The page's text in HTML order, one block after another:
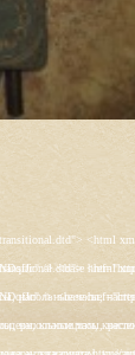
transition: Fx.Transitions.Circ.easeOut}, pillFx: {duration: 400, transition: Fx.Transitions.Back.easeOut} }); }); function keepAlive() { var myAjax = new Request({method: "get", url: "index.php"}).send();} window.addEvent("domready", function(){ keepAlive.periodical(840000); }); window.addEvent((window.webkit) ? 'load' : 'domready', function() { window.rokajaxsearch = new RokAjaxSearch({ 'results': 'Results', 'close': '', 'websearch': 0, 'blogsearch': 0, 'imagesearch': 0, 'videosearch': 0, 'imagesize': 'SMALL', 'safesearch': 'MODERATE', 'search': 'Search...', 'readmore': 'Read more...', 'noresults': 'No results', 'advsearch': 'Advanced search', 'page': 'Page', 'page_of': 'of', 'searchlink': 'http://antik.1kzn.ru/index.php?option=com_search&amp;view=search&amp;tmpl=component', 'advsearchlink': 'http://antik.1kzn.ru/index.php?option=com_search&amp;view=search', 'uribase': 'http://antik.1kzn.ru/', 'limit': '10', 'perpage': '3', 'ordering': 'newest',
transition: Fx.Transitions.Circ.easeOut}, pillFx: {duration: 400, transition: Fx.Transitions.Back.easeOut} }); }); function keepAlive() { var myAjax = new Request({method: "get", url: "index.php"}).send();} window.addEvent("domready", function(){ keepAlive.periodical(840000); }); window.addEvent((window.webkit) ? 'load' : 'domready', function() { window.rokajaxsearch = new RokAjaxSearch({ 'results': 'Results', 'close': '', 'websearch': 0, 'blogsearch': 0, 'imagesearch': 0, 'videosearch': 0, 'imagesize': 'SMALL', 'safesearch': 'MODERATE', 'search': 'Search...', 'readmore': 'Read more...', 'noresults': 'No results', 'advsearch': 'Advanced search', 'page': 'Page', 'page_of': 'of', 'searchlink': 'http://antik.1kzn.ru/index.php?option=com_search&amp;view=search&amp;tmpl=component', 'advsearchlink': 'http://antik.1kzn.ru/index.php?option=com_search&amp;view=search', 'uribase': 'http://antik.1kzn.ru/', 'limit': '10', 'perpage': '3', 'ordering': 'newest',